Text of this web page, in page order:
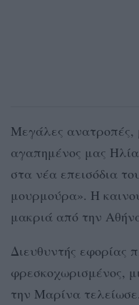
Μεγάλες ανατροπές,
αγαπημένος μας
στα νέα επεισόδια
μουρμούρα». Η
μακριά από την
Διευθυντής εφορίας
φρεσκοχωρισμένος,
την Μαρίνα